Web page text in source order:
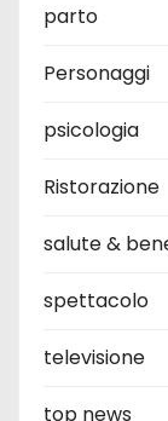
parto
Personaggi
psicologia
Ristorazione
salute &
spettacolo
televisione
top news